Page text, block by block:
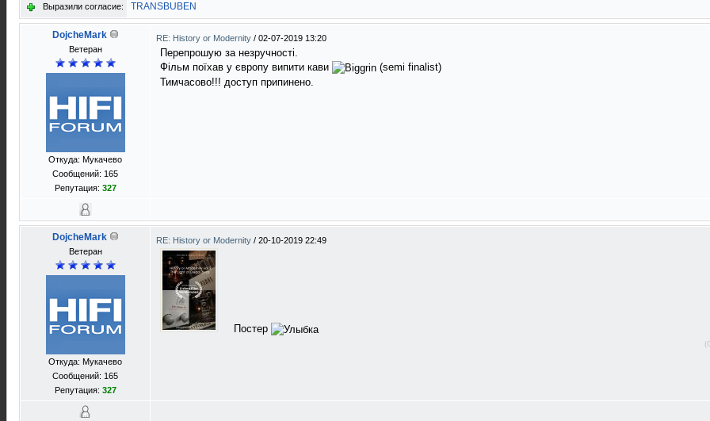
Выразили согласие: TRANSBUBEN
DojcheMark
Ветеран
Откуда: Мукачево
Сообщений: 165
Репутация: 327
RE: History or Modernity / 02-07-2019 13:20
Перепрошую за незручності.
Фільм поїхав у європу випити кави
(semi finalist)
Тимчасово!!! доступ припинено.
DojcheMark
Ветеран
Откуда: Мукачево
Сообщений: 165
Репутация: 327
RE: History or Modernity / 20-10-2019 22:49
Постер